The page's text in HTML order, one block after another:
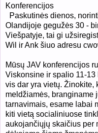
Konferencijos
Paskutinės dienos,
Olandijoje gegužės 30 -
Viešpatyje, tai gi
Wil ir Ank šiuo adresu
Mūsų JAV konferencijos
Viskonsine ir spalio 11-
vis dar yra vietų. Žinokite,
meldžiamės, branginame
tarnavimais, esame labai
kiti vietą socialiniuose
aukojančiųjų skaičius per